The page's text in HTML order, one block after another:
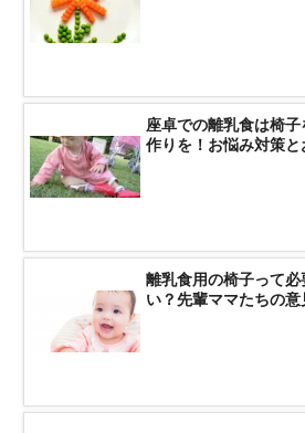
座卓での離乳食は椅
作りを！お悩み対策
離乳食用の椅子って
い？先輩ママたちの